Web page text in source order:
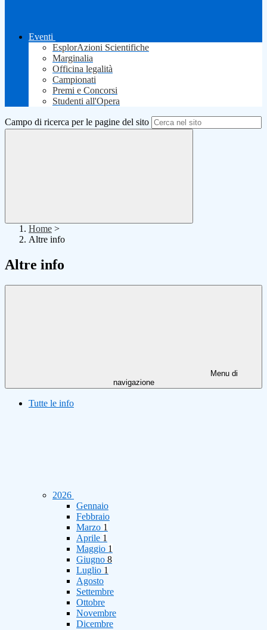
Eventi
EsplorAzioni Scientifiche
Marginalia
Officina legalità
Campionati
Premi e Concorsi
Studenti all'Opera
Campo di ricerca per le pagine del sito
Home >
Altre info
Altre info
Menu di
navigazione
Tutte le info
2026
Gennaio
Febbraio
Marzo 1
Aprile 1
Maggio 1
Giugno 8
Luglio 1
Agosto
Settembre
Ottobre
Novembre
Dicembre